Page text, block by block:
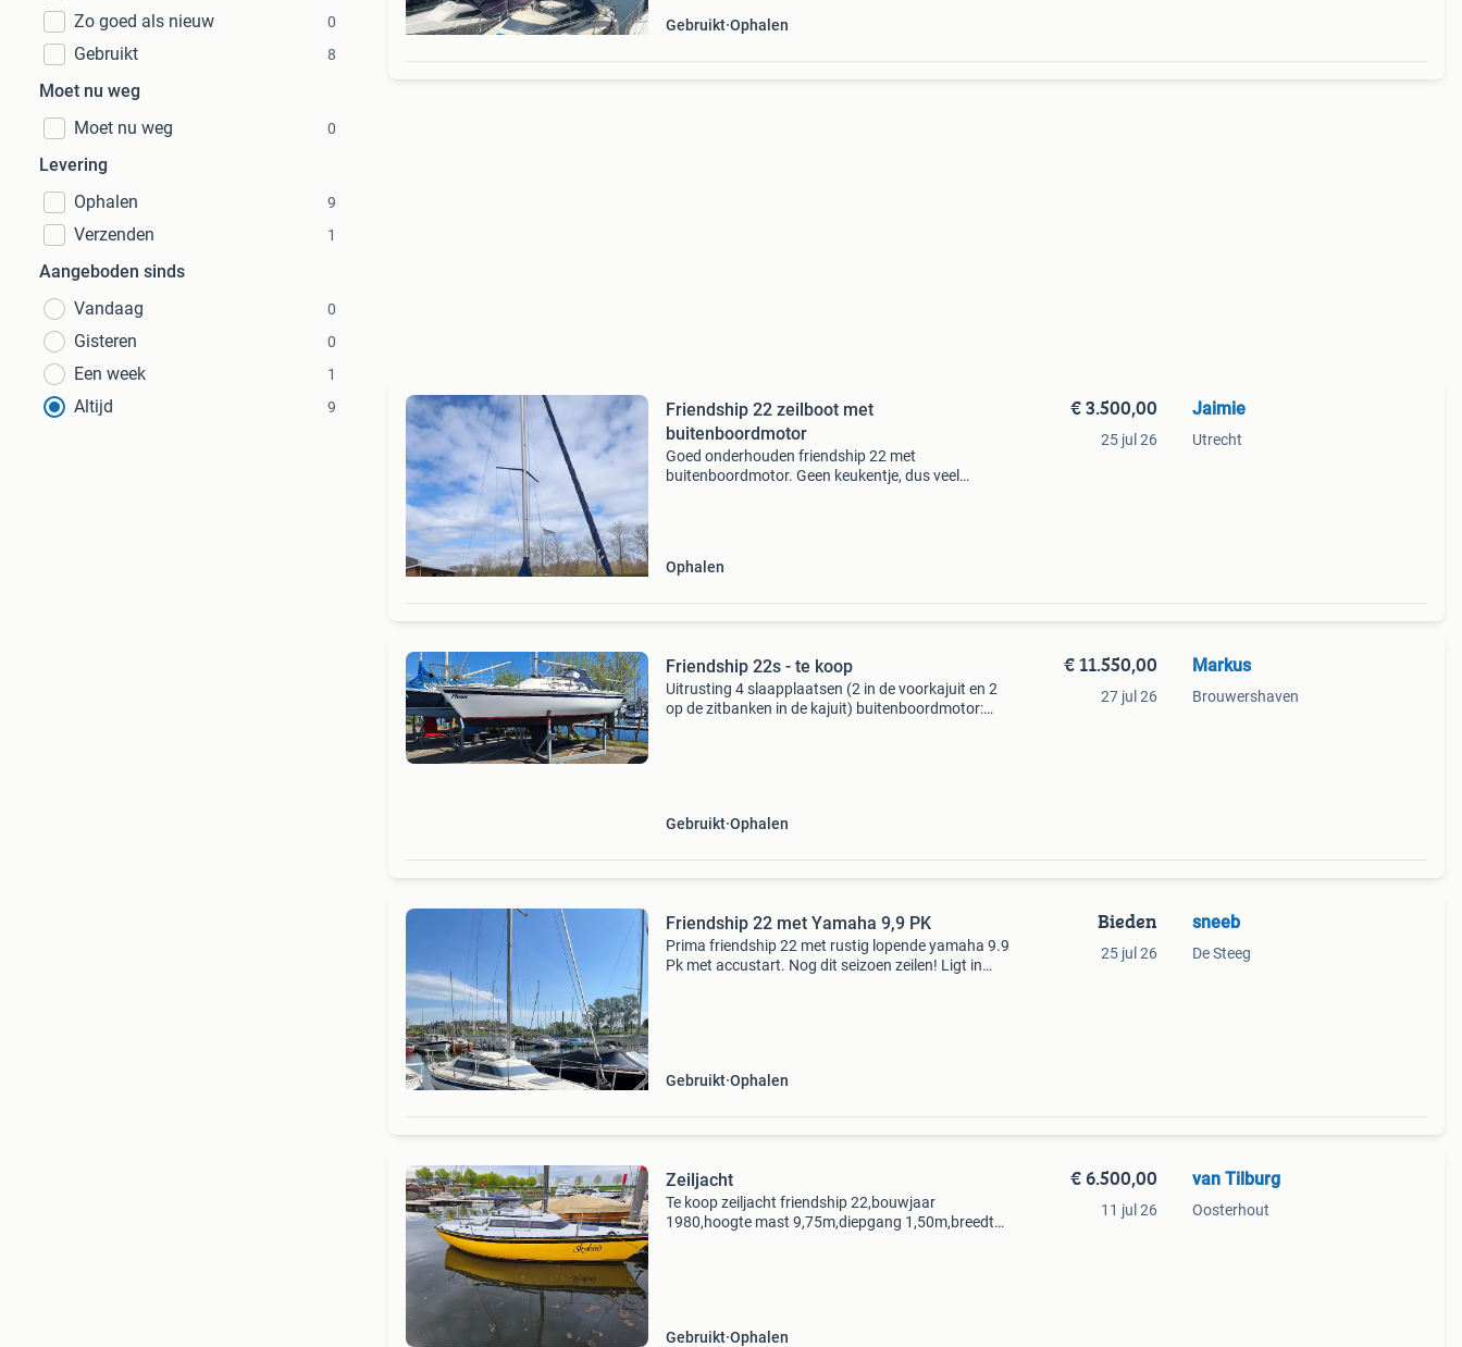
Zo goed als nieuw 0
Gebruikt 8
Moet nu weg
Moet nu weg
0
Levering
Ophalen
9
Verzenden 1
Aangeboden sinds
Vandaag
0
Gisteren 0
Een week 1
Altijd 9
Gebruikt Ophalen
Friendship 22 zeilboot met
buitenboordmotor
Goed onderhouden friendship 22 met
buitenboordmotor. Geen keukentje, dus veel
Ophalen
€ 3.500,00
25 jul 26
Jaimie
Utrecht
Friendship 22s - te koop
Uitrusting 4 slaapplaatsen (2 in de voorkajuit en 2
op de zitbanken in de kajuit) buitenboordmotor:
Gebruikt Ophalen
€ 11.550,00
27 jul 26
Markus
Brouwershaven
Friendship 22 met Yamaha 9,9 PK
Prima friendship 22 met rustig lopende yamaha 9.9
Pk met accustart. Nog dit seizoen zeilen! Ligt in
Gebruikt Ophalen
Bieden
25 jul 26
sneeb
De Steeg
Zeiljacht
Te koop zeiljacht friendship 22,bouwjaar
1980,hoogte mast 9,75m,diepgang 1,50m,breedte
Gebruikt Ophalen
€ 6.500,00
11 jul 26
van Tilburg
Oosterhout